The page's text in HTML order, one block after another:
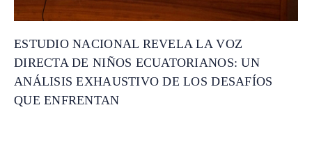
ESTUDIO NACIONAL REVELA LA VOZ
DIRECTA DE NIÑOS ECUATORIANOS: UN
ANÁLISIS EXHAUSTIVO DE LOS DESAFÍOS
QUE ENFRENTAN